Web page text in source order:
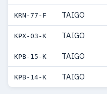
KRN-77-F TAIGO
KPX-03-K TAIGO
KPB-15-K TAIGO
KPB-14-K TAIGO